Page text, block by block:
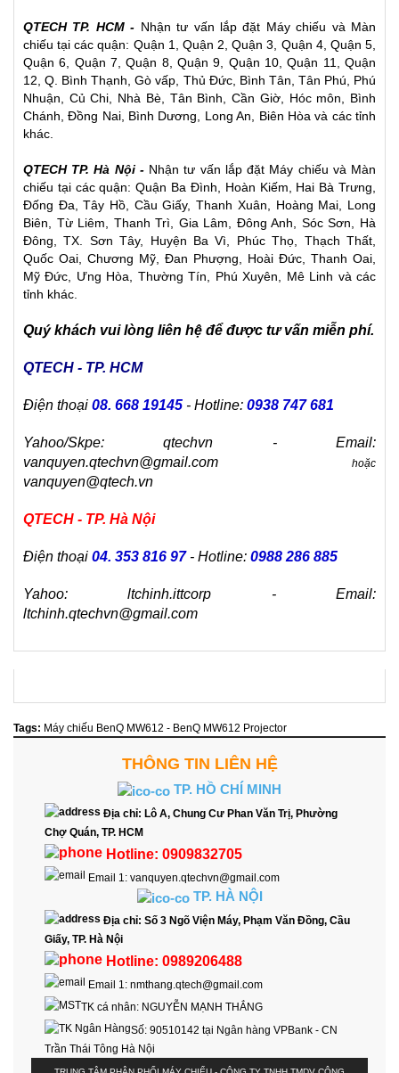
QTECH TP. HCM - Nhận tư vấn lắp đặt Máy chiếu và Màn
chiếu tại các quận: Quận 1, Quận 2, Quận 3, Quận 4, Quận 5,
Quận 6, Quận 7, Quận 8, Quận 9, Quận 10, Quận 11, Quận
12, Q. Bình Thạnh, Gò vấp, Thủ Đức, Bình Tân, Tân Phú, Phú
Nhuận, Củ Chi, Nhà Bè, Tân Bình, Cần Giờ, Hóc môn, Bình
Chánh, Đồng Nai, Bình Dương, Long An, Biên Hòa và các tỉnh
khác.
QTECH TP. Hà Nội - Nhận tư vấn lắp đặt Máy chiếu và Màn
chiếu tại các quận: Quận Ba Đình, Hoàn Kiếm, Hai Bà Trưng,
Đống Đa, Tây Hồ, Cầu Giấy, Thanh Xuân, Hoàng Mai, Long
Biên, Từ Liêm, Thanh Trì, Gia Lâm, Đông Anh, Sóc Sơn, Hà
Đông, TX. Sơn Tây, Huyện Ba Vì, Phúc Thọ, Thạch Thất,
Quốc Oai, Chương Mỹ, Đan Phượng, Hoài Đức, Thanh Oai,
Mỹ Đức, Ưng Hòa, Thường Tín, Phú Xuyên, Mê Linh và các
tỉnh khác.
Quý khách vui lòng liên hệ để được tư vấn miễn phí.
QTECH - TP. HCM
Điện thoại 08. 668 19145 - Hotline: 0938 747 681
Yahoo/Skpe: qtechvn - Email:
vanquyen.qtechvn@gmail.com
hoặc
vanquyen@qtech.vn
QTECH - TP. Hà Nội
Điện thoại 04. 353 816 97- Hotline: 0988 286 885
Yahoo: ltchinh.ittcorp - Email:
ltchinh.qtechvn@gmail.com
Tags: Máy chiếu BenQ MW612 - BenQ MW612 Projector
THÔNG TIN LIÊN HỆ
TP. HỒ CHÍ MINH
Địa chỉ: Lô A, Chung Cư Phan Văn Trị, Phường
Chợ Quán, TP. HCM
Hotline: 0909832705
Email 1: vanquyen.qtechvn@gmail.com
TP. HÀ NỘI
Địa chỉ: Số 3 Ngõ Viện Máy, Phạm Văn Đồng, Cầu
Giấy, TP. Hà Nội
Hotline: 0989206488
Email 1: nmthang.qtech@gmail.com
TK cá nhân: NGUYỄN MẠNH THẮNG
Số: 90510142 tại Ngân hàng VPBank - CN
Trần Thái Tông Hà Nội